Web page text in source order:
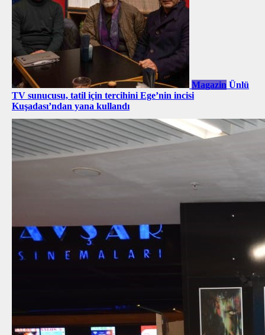
Magazin Ünlü
TV sunucusu, tatil için tercihini Ege’nin incisi
Kuşadası’ndan yana kullandı